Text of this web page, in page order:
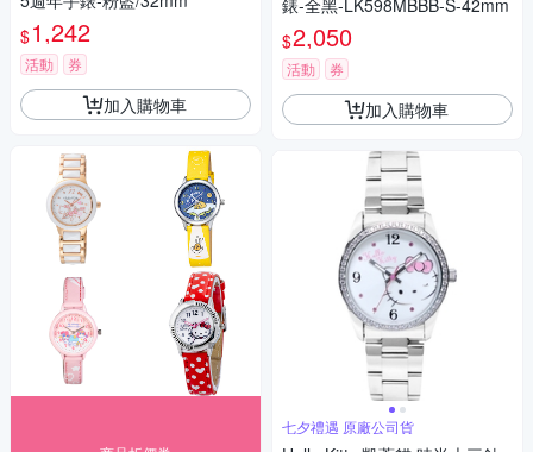
$1,242
活動 券
加入購物車
錶-全黑-LK598MBBB-S-42mm
$2,050
活動 券
加入購物車
七夕禮遇 原廠公司貨